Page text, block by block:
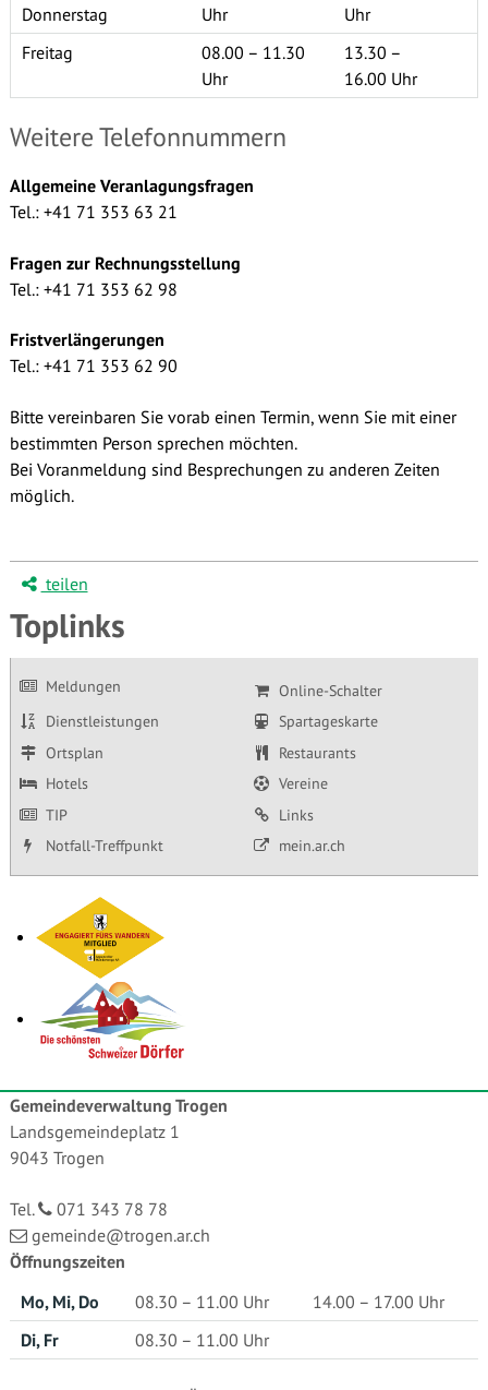
Donnerstag
Uhr
Uhr
Freitag
08.00 – 11.30
Uhr
13.30 –
16.00 Uhr
Weitere Telefonnummern
Allgemeine Veranlagungsfragen
Tel.: +41 71 353 63 21
Fragen zur Rechnungsstellung
Tel.: +41 71 353 62 98
Fristverlängerungen
Tel.: +41 71 353 62 90
Bitte vereinbaren Sie vorab einen Termin, wenn Sie mit einer
bestimmten Person sprechen möchten.
Bei Voranmeldung sind Besprechungen zu anderen Zeiten
möglich.
teilen
Toplinks
Meldungen
Online-Schalter
Dienstleistungen
Spartageskarte
Ortsplan
Restaurants
Hotels
Vereine
TIP
Links
Notfall-Treffpunkt
mein.ar.ch
Gemeindeverwaltung Trogen
Landsgemeindeplatz 1
9043 Trogen
Tel.
071 343 78 78
gemeinde@trogen.ar.ch
Öffnungszeiten
Mo, Mi, Do
08.30 – 11.00 Uhr
14.00 – 17.00 Uhr
Di, Fr
08.30 – 11.00 Uhr